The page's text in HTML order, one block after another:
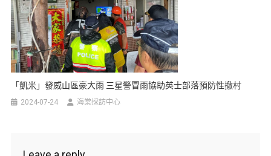
「凱米」發威山區豪大雨 三星警冒雨協助英士部落預防性撤村
2024-07-24 海棠採訪中心